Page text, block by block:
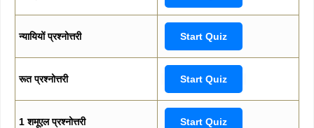
न्यायियों प्रश्नोत्तरी Start Quiz
रूत प्रश्नोत्तरी Start Quiz
1 शमूएल प्रश्नोत्तरी Start Quiz